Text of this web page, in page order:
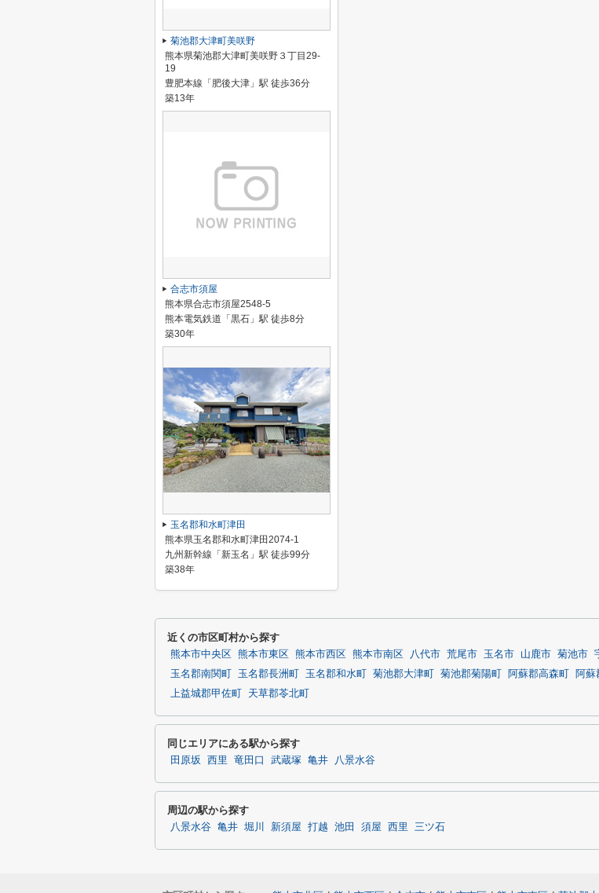
菊池郡大津町美咲野
熊本県菊池郡大津町美咲野３丁目29-
19
豊肥本線「肥後大津」駅 徒歩36分
築13年
合志市須屋
熊本県合志市須屋2548-5
熊本電気鉄道「黒石」駅 徒歩8分
築30年
玉名郡和水町津田
熊本県玉名郡和水町津田2074-1
九州新幹線「新玉名」駅 徒歩99分
築38年
近くの市区町村から探す
熊本市中央区 熊本市東区 熊本市西区 熊本市南区 八代市 荒尾市 玉名市 山鹿市 菊池市
玉名郡南関町
玉名郡長洲町 玉名郡和水町 菊池郡大津町 菊池郡菊陽町 阿蘇郡高森町 阿蘇
上益城郡甲佐町
天草郡苓北町
同じエリアにある駅から探す
田原坂 西里 竜田口 武蔵塚 亀井 八景水谷
周辺の駅から探す
八景水谷 亀井 堀川 新須屋 打越 池田 須屋 西里 三ツ石